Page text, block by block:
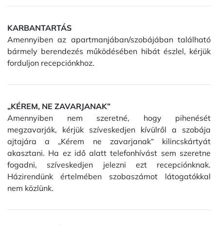
KARBANTARTÁS
Amennyiben az apartmanjában/szobájában található
bármely berendezés működésében hibát észlel, kérjük
forduljon recepciónkhoz.
„KÉREM, NE ZAVARJANAK”
Amennyiben nem szeretné, hogy pihenését
megzavarják, kérjük szíveskedjen kívülről a szobája
ajtajára a „Kérem ne zavarjanak“ kilincskártyát
akasztani. Ha ez idő alatt telefonhívást sem szeretne
fogadni, szíveskedjen jelezni ezt recepciónknak.
Házirendünk értelmében szobaszámot látogatókkal
nem közlünk.